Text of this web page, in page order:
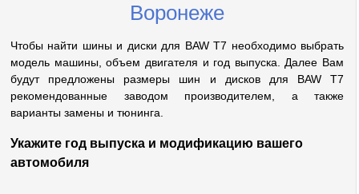
Воронеже
Чтобы найти шины и диски для BAW T7 необходимо выбрать
модель машины, объем двигателя и год выпуска. Далее Вам
будут предложены размеры шин и дисков для BAW T7
рекомендованные заводом производителем, а также
варианты замены и тюнинга.
Укажите год выпуска и модификацию вашего
автомобиля